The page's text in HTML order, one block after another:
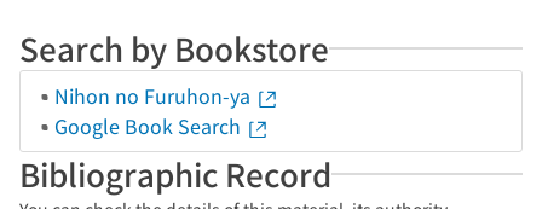
Search by Bookstore
Nihon no Furuhon-ya
Google Book Search
Bibliographic Record